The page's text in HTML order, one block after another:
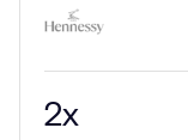
2x